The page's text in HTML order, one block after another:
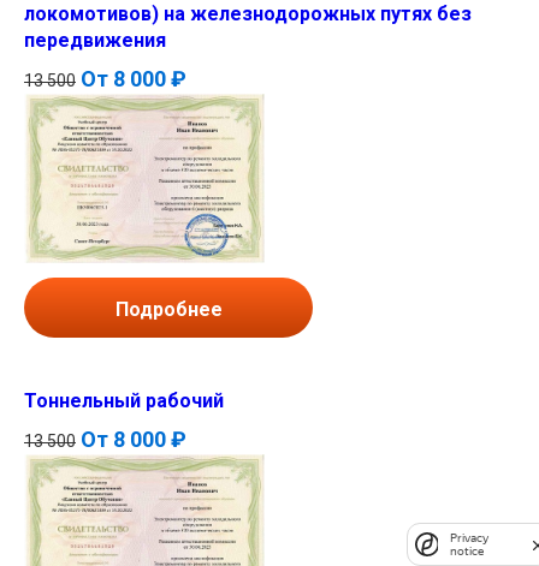
локомотивов) на железнодорожных путях без
передвижения
13 500 От 8 000 ₽
Подробнее
Тоннельный рабочий
13 500 От 8 000 ₽
Privacy
notice